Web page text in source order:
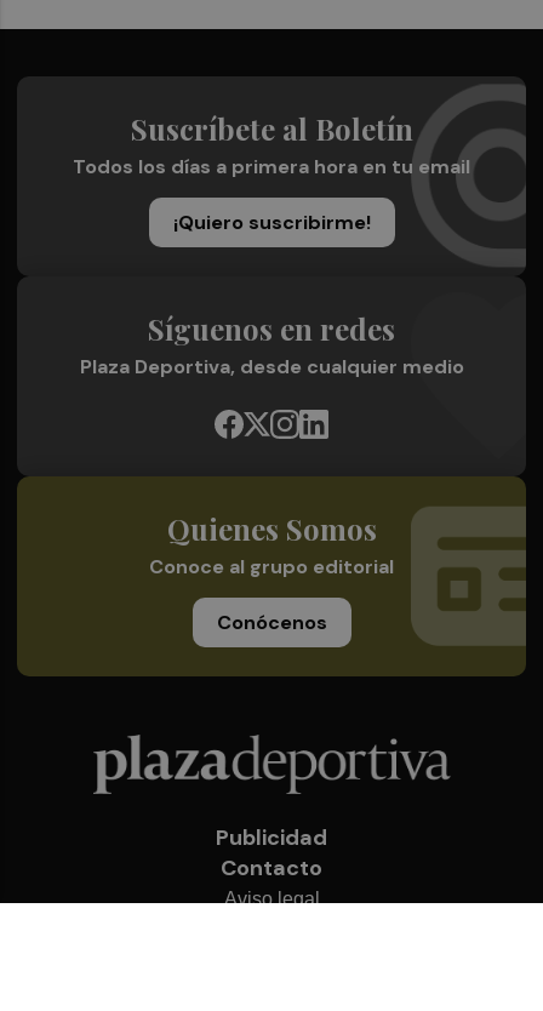
Suscríbete al Boletín
Todos los días a primera hora en tu email
¡Quiero suscribirme!
Síguenos en redes
Plaza Deportiva, desde cualquier medio
Quienes Somos
Conoce al grupo editorial
Conócenos
Publicidad
Contacto
Aviso legal